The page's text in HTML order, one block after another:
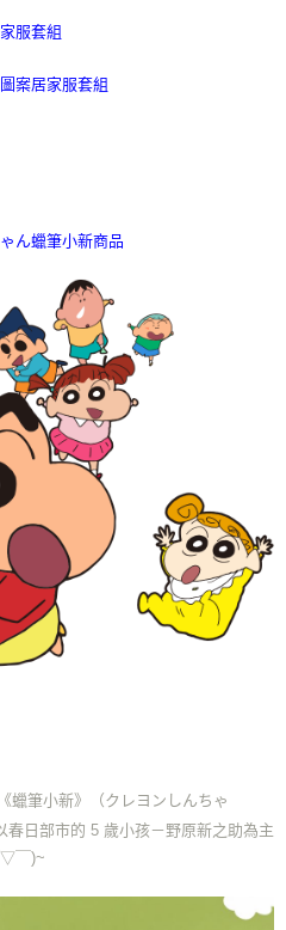
付 」之結帳頁面顯示為準，若有關於
support/home
之「AFTEE先享後付」服務完成之交
理人或監護人之同意方可使用
依據個別帳號之用戶狀況，依本公司即
額度不足之情形，本公司將視審查結果
資訊註冊。若發現惡意使用之情形，
用戶之使用額度並採取法律行動。
運費
服套組
案居家服套組
ん蠟筆小新商品
蠟筆小新》（クレヨンしんちゃ
春日部市的 5 歲小孩－野原新之助為主
￣)~